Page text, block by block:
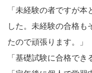
「未経験の者ですが
した。未経験の合格も
たので頑張ります。」
「基礎試験に合格で